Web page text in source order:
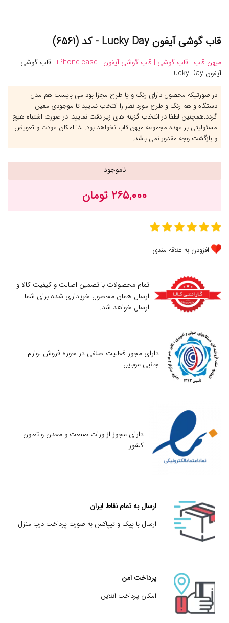
قاب گوشی آیفون Lucky Day - کد (۶۵۶۱)
میهن قاب | قاب گوشی | قاب گوشی آیفون - iPhone case |
قاب گوشی
آیفون Lucky Day
در صورتیکه محصول دارای رنگ و یا طرح مجزا بود می بایست هم مدل
دستگاه و هم رنگ و طرح مورد نظر را انتخاب نمایید تا موجودی معین
گردد.همچنین لطفا در انتخاب گزینه های زیر دقت نمایید. در صورت اشتباه هیچ
مسئولیتی بر عهده مجموعه میهن قاب نخواهد بود. لذا امکان عودت و تعویض
و بازگشت وجه مقدور نمی باشد.
ناموجود
۲۶۵,۰۰۰ تومان
افزودن به علاقه مندی
تمام محصولات با تضمین اصالت و کیفیت کالا و
ارسال همان محصول خریداری شده برای شما
ارسال خواهد شد.
دارای مجوز فعالیت صنفی در حوزه فروش لوازم
جانبی موبایل
دارای مجوز از وزات صنعت و معدن و تعاون
کشور
ارسال به تمام نقاط ایران
ارسال با پیک و تیپاکس به صورت پرداخت درب منزل
پرداخت امن
امکان پرداخت انلاین